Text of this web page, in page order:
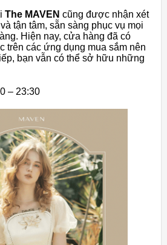
The MAVEN cũng được nhận xét
tận tâm, sẵn sàng phục vụ mọi
Hiện nay, cửa hàng đã có
trên các ứng dụng mua sắm nên
bạn vẫn có thể sở hữu những
– 23:30